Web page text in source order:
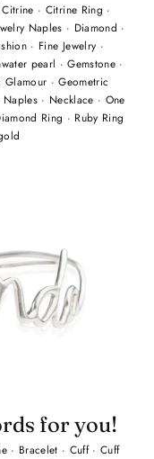
Citrine · Citrine Ring ·
Naples · Diamond ·
· Fine Jewelry ·
pearl ·Gemstone ·
Glamour ·Geometric
Naples · Necklace · One
Ring · Ruby Ring
for you!
· Bracelet · Cuff ·Cuff